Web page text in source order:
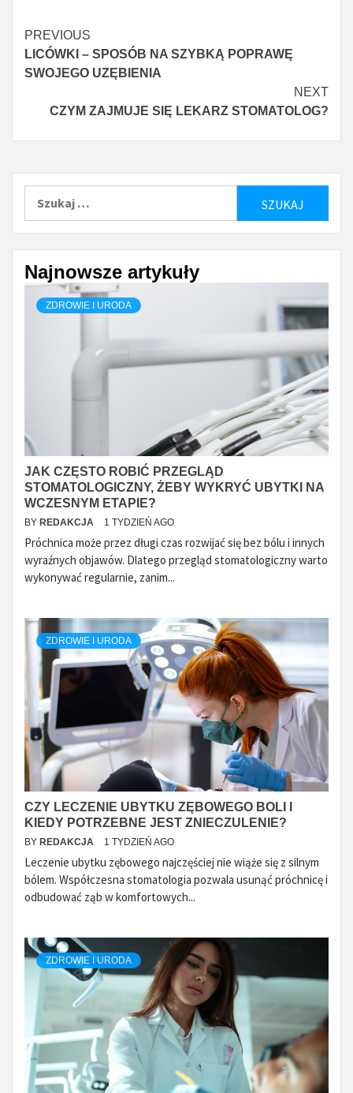
Continue
Reading
PREVIOUS
LICÓWKI – SPOSÓB NA SZYBKĄ POPRAWĘ
SWOJEGO UZĘBIENIA
NEXT
CZYM ZAJMUJE SIĘ LEKARZ STOMATOLOG?
Najnowsze artykuły
ZDROWIE I URODA
JAK CZĘSTO ROBIĆ PRZEGLĄD
STOMATOLOGICZNY, ŻEBY WYKRYĆ UBYTKI NA
WCZESNYM ETAPIE?
BY REDAKCJA 1 TYDZIEŃ AGO
Próchnica może przez długi czas rozwijać się bez bólu i innych
wyraźnych objawów. Dlatego przegląd stomatologiczny warto
wykonywać regularnie, zanim...
ZDROWIE I URODA
CZY LECZENIE UBYTKU ZĘBOWEGO BOLI I
KIEDY POTRZEBNE JEST ZNIECZULENIE?
BY REDAKCJA 1 TYDZIEŃ AGO
Leczenie ubytku zębowego najczęściej nie wiąże się z silnym
bólem. Współczesna stomatologia pozwala usunąć próchnicę i
odbudować ząb w komfortowych...
ZDROWIE I URODA